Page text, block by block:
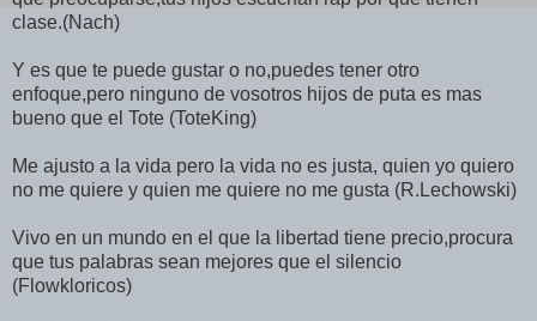
clase.(Nach)
Y es que te puede gustar o no,puedes tener otro
enfoque,pero ninguno de vosotros hijos de puta es mas
bueno que el Tote (ToteKing)
Me ajusto a la vida pero la vida no es justa, quien yo quiero
no me quiere y quien me quiere no me gusta (R.Lechowski)
Vivo en un mundo en el que la libertad tiene precio,procura
que tus palabras sean mejores que el silencio
(Flowkloricos)